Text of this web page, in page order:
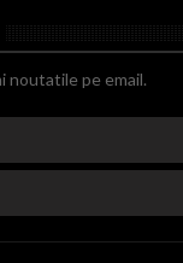
noutatile pe email.